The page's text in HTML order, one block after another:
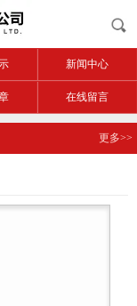
新闻中心
在线留言
更多>>